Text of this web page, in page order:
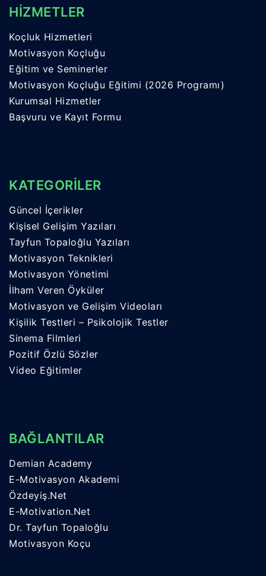
HİZMETLER
Koçluk Hizmetleri
Motivasyon Koçluğu
Eğitim ve Seminerler
Motivasyon Koçluğu Eğitimi (2026 Programı)
Kurumsal Hizmetler
Başvuru ve Kayıt Formu
KATEGORİLER
Güncel İçerikler
Kişisel Gelişim Yazıları
Tayfun Topaloğlu Yazıları
Motivasyon Teknikleri
Motivasyon Yönetimi
İlham Veren Öyküler
Motivasyon ve Gelişim Videoları
Kişilik Testleri – Psikolojik Testler
Sinema Filmleri
Pozitif Özlü Sözler
Video Eğitimler
BAĞLANTILAR
Demian Academy
E-Motivasyon Akademi
Özdeyiş.Net
E-Motivation.Net
Dr. Tayfun Topaloğlu
Motivasyon Koçu